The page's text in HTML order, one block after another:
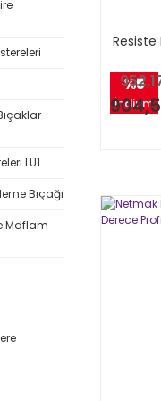
(1)
LU1
Bıçağı
Mdflam
%5
İndirim
Resiste